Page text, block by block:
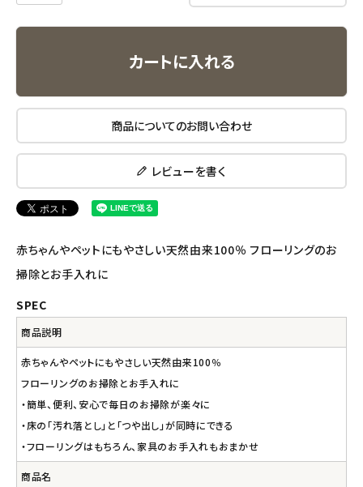
ナチュラムーン
エコリュクス
ナチュラプラス
アルマウィン
アルモニベルツ
コラム・スタッフのおすすめ
ご利用ガイド等
アカウント情報
カートに入れる
商品についてのお問い合わせ
レビューを書く
赤ちゃんやペットにもやさしい天然由来100％ フローリングのお
掃除とお手入れに
SPEC
商品説明
赤ちゃんやペットにもやさしい天然由来100％
フローリングのお掃除とお手入れに
・簡単、便利、安心で毎日のお掃除が楽々に
・床の「汚れ落とし」と「つや出し」が同時にできる
・フローリングはもちろん、家具のお手入れもおまかせ
商品名